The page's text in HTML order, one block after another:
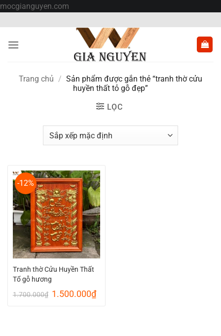
mocgianguyen.com
nội
dung
Trang chủ / Sản phẩm được gắn thẻ “tranh thờ cửu
huyền thất tỏ gỗ đẹp”
LỌC
-12%
Tranh thờ Cửu Huyền Thất
Tổ gỗ hương
1.700.000₫ Giá
1.500.000₫Giá